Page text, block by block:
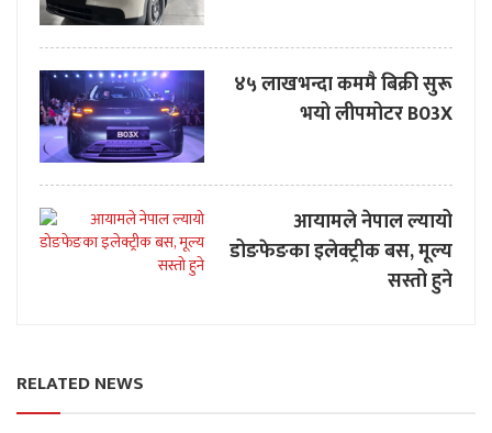
४५ लाखभन्दा कममै बिक्री सुरू
भयो लीपमोटर B03X
आयामले नेपाल ल्यायो
डोङफेङका इलेक्ट्रीक बस, मूल्य
सस्तो हुने
RELATED NEWS